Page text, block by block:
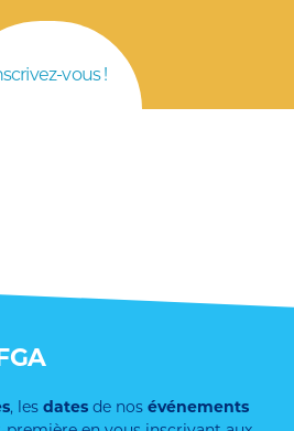
vous !
, les dates de nos événements